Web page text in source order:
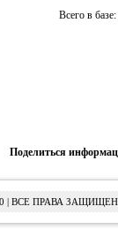
Всего в
Поделиться
ВСЕ ПРАВА